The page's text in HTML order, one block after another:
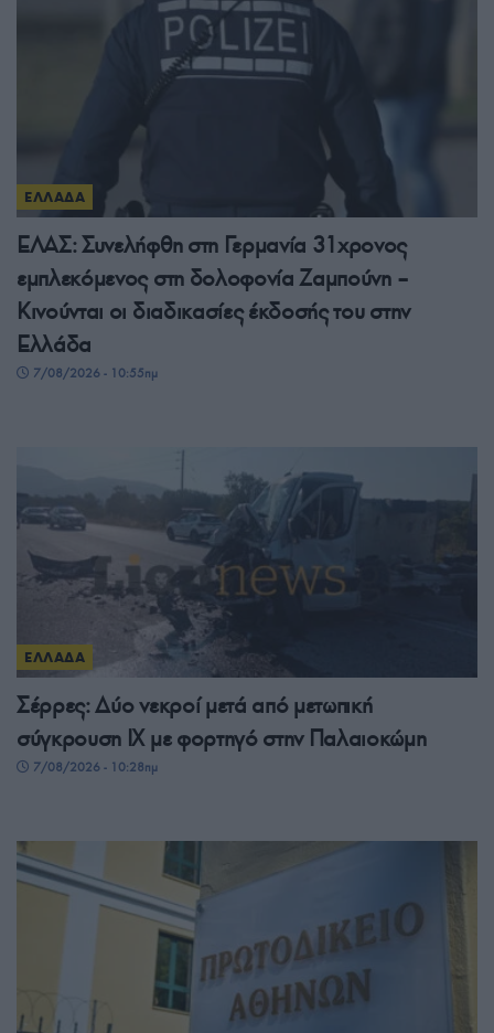
ΕΛΛΑΔΑ
ΕΛΑΣ: Συνελήφθη στη Γερμανία 31χρονος
εμπλεκόμενος στη δολοφονία Ζαμπούνη –
Κινούνται οι διαδικασίες έκδοσής του στην
Ελλάδα
7/08/2026 - 10:55πμ
ΕΛΛΑΔΑ
Σέρρες: Δύο νεκροί μετά από μετωπική
σύγκρουση ΙΧ με φορτηγό στην Παλαιοκώμη
7/08/2026 - 10:28πμ